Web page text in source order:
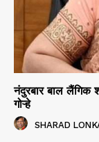
नंदुरबार बाल लैंगिक
गोऱ्हे
SHARAD